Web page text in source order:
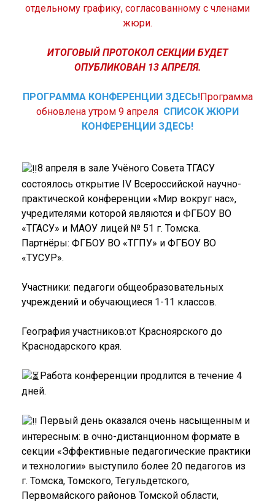
отдельному графику, согласованному с членами
жюри.
ИТОГОВЫЙ ПРОТОКОЛ СЕКЦИИ БУДЕТ
ОПУБЛИКОВАН 13 АПРЕЛЯ.
ПРОГРАММА КОНФЕРЕНЦИИ ЗДЕСЬ!Программа
обновлена утром 9 апреля СПИСОК ЖЮРИ
КОНФЕРЕНЦИИ ЗДЕСЬ!
8 апреля в зале Учёного Совета ТГАСУ
состоялось открытие IV Всероссийской научно-
практической конференции «Мир вокруг нас»,
учредителями которой являются и ФГБОУ ВО
«ТГАСУ» и МАОУ лицей № 51 г. Томска.
Партнёры: ФГБОУ ВО «ТГПУ» и ФГБОУ ВО
«ТУСУР».
Участники: педагоги общеобразовательных
учреждений и обучающиеся 1-11 классов.
География участников:от Красноярского до
Краснодарского края.
Работа конференции продлится в течение 4
дней.
Первый день оказался очень насыщенным и
интересным: в очно-дистанционном формате в
секции «Эффективные педагогические практики
и технологии» выступило более 20 педагогов из
г. Томска, Томского, Тегульдетского,
Первомайского районов Томской области,